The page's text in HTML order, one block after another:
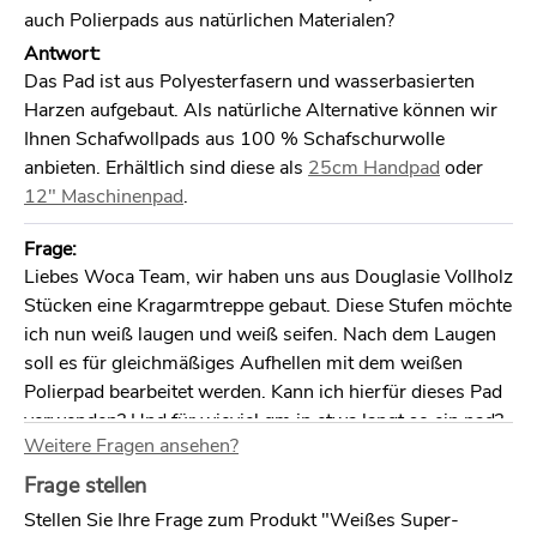
auch Polierpads aus natürlichen Materialen?
Antwort:
Das Pad ist aus Polyesterfasern und wasserbasierten
Harzen aufgebaut. Als natürliche Alternative können wir
Ihnen Schafwollpads aus 100 % Schafschurwolle
anbieten. Erhältlich sind diese als 25cm Handpad oder
12" Maschinenpad.
Frage:
Liebes Woca Team, wir haben uns aus Douglasie Vollholz
Stücken eine Kragarmtreppe gebaut. Diese Stufen möchte
ich nun weiß laugen und weiß seifen. Nach dem Laugen
soll es für gleichmäßiges Aufhellen mit dem weißen
Polierpad bearbeitet werden. Kann ich hierfür dieses Pad
verwenden? Und für wieviel qm in etwa langt so ein pad?
Vielen lieben Dank im Voraus, Mila
Antwort:
Sie wollen nach dem Laugen die Oberfläche mit den Pads
Weitere Fragen ansehen?
Frage stellen
Stellen Sie Ihre Frage zum Produkt "Weißes Super-